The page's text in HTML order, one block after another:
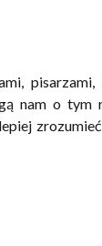
nam o tym